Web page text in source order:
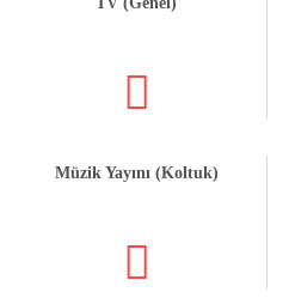
Müzik Yayını (Koltuk)